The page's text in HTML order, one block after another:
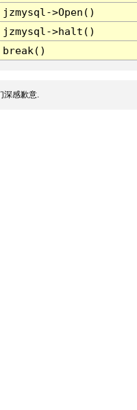
jzmysql->Open()
jzmysql->halt()
break()
深感歉意.